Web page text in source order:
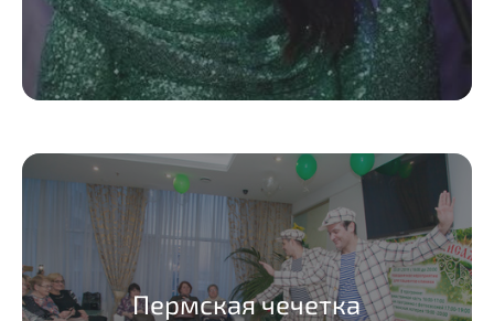
Пермская чечетка